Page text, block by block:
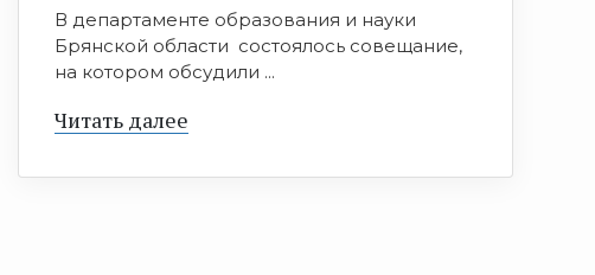
В департаменте образования и науки
Брянской области состоялось совещание,
на котором обсудили ...
Читать далее